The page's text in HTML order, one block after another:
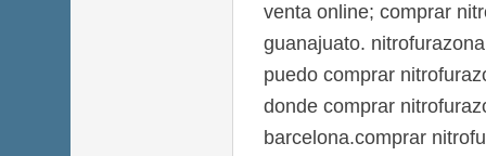
venta online; comprar
guanajuato.
puedo comprar
donde comprar
barcelona.comprar